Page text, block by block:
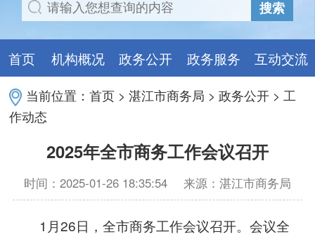
搜索
首页 机构概况 政务公开 政务服务 互动交流
当前位置：首页 >湛江市商务局 >政务公开 > 工
作动态
2025年全市商务工作会议召开
时间：2025-01-26 18:35:54 来源：湛江市商务局
1月26日，全市商务工作会议召开。会议全